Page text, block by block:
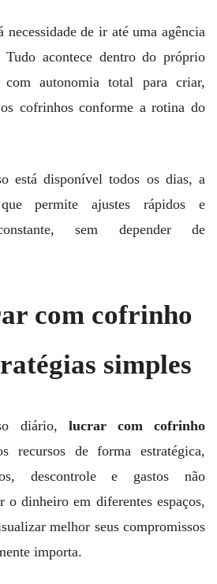
de ir até uma agência
Tudo acontece dentro do próprio
autonomia total para criar,
cofrinhos conforme a rotina do
está disponível todos os dias, a
permite ajustes rápidos e
constante, sem depender de
com cofrinho
simples
diário, lucrar com cofrinho
recursos de forma estratégica,
descontrole e gastos não
dinheiro em diferentes espaços,
melhor seus compromissos
importa.